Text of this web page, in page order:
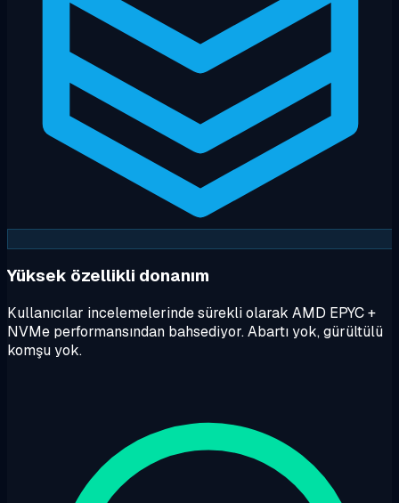
Yüksek özellikli donanım
Kullanıcılar incelemelerinde sürekli olarak AMD EPYC +
NVMe performansından bahsediyor. Abartı yok, gürültülü
komşu yok.